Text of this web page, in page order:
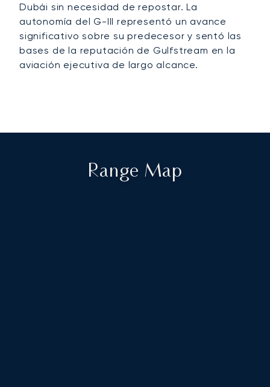
Dubái sin necesidad de repostar. La
autonomía del G-III representó un avance
significativo sobre su predecesor y sentó las
bases de la reputación de Gulfstream en la
aviación ejecutiva de largo alcance.
Range Map